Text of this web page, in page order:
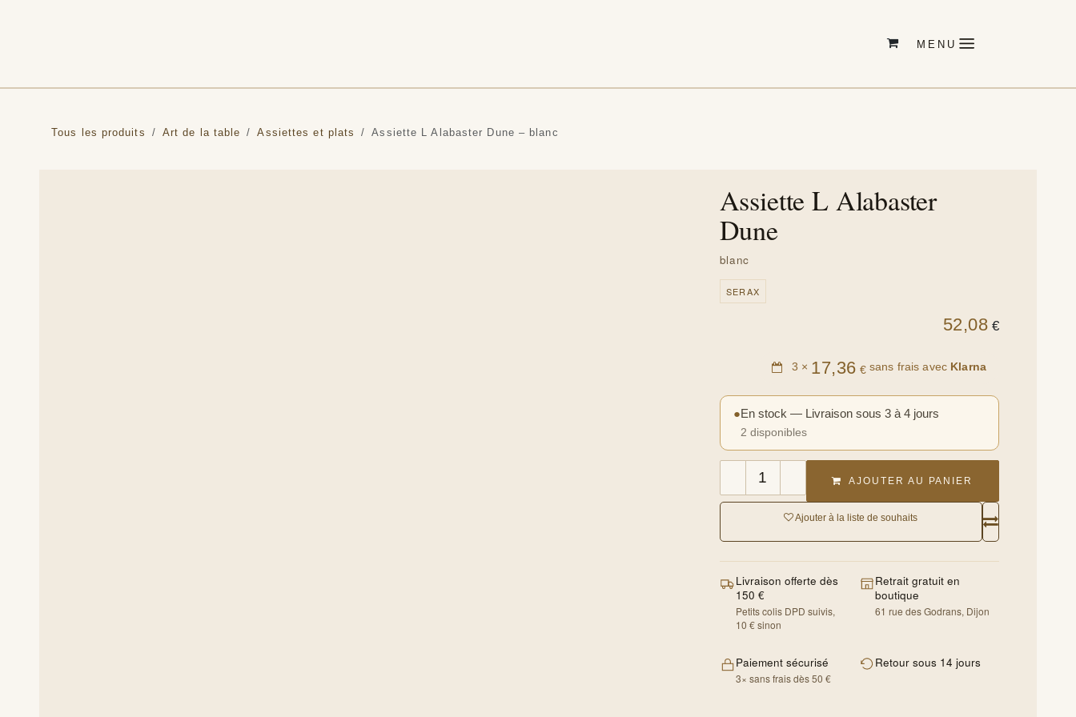
Tous les produits Art de la table Assiettes et plats Assiette L Alabaster Dune – blanc
Assiette L Alabaster
Dune
blanc
SERAX
52,08€
3 ×17,36 €sans frais avecKlarna
●En stock — Livraison sous 3 à 4 jours
2 disponibles
AJOUTER AU PANIER
Ajouter à la liste de souhaits
Livraison offerte dès
150 €
Petits colis DPD suivis, 10 €
sinon
Retrait gratuit en boutique
61 rue des Godrans, Dijon
Paiement sécurisé
3× sans frais dès 50 €
Retour sous 14 jours